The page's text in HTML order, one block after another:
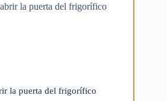
la puerta del frigorífico